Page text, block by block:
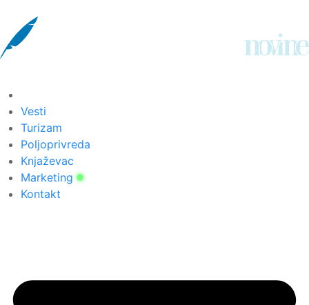
Vesti
Turizam
Poljoprivreda
Knjaževac
Marketing
Kontakt